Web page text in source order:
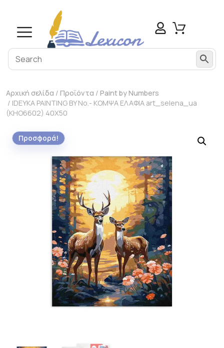
Αρχική σελίδα / Προϊόντα / Paint by Numbers
/ IDEYKA PAINTING BY No.- ΚΟΜΨΑ ΕΛΑΦΙΑ art_selena_ua
(KHO6602) 40Χ50
Προσφορά!